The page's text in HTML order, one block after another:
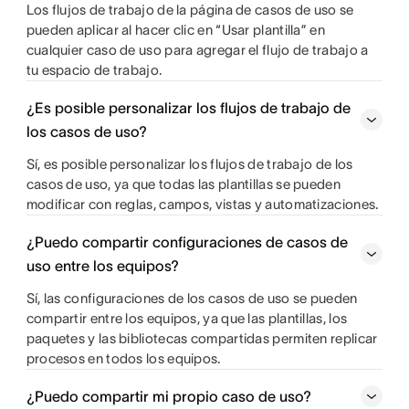
Los flujos de trabajo de la página de casos de uso se
pueden aplicar al hacer clic en “Usar plantilla” en
cualquier caso de uso para agregar el flujo de trabajo a
tu espacio de trabajo.
¿Es posible personalizar los flujos de trabajo de
los casos de uso?
Sí, es posible personalizar los flujos de trabajo de los
casos de uso, ya que todas las plantillas se pueden
modificar con reglas, campos, vistas y automatizaciones.
¿Puedo compartir configuraciones de casos de
uso entre los equipos?
Sí, las configuraciones de los casos de uso se pueden
compartir entre los equipos, ya que las plantillas, los
paquetes y las bibliotecas compartidas permiten replicar
procesos en todos los equipos.
¿Puedo compartir mi propio caso de uso?